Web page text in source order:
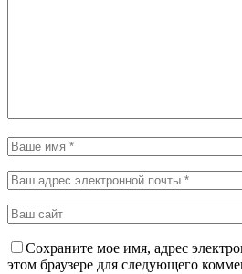
Сохраните мое имя, адрес
этом браузере для следующего